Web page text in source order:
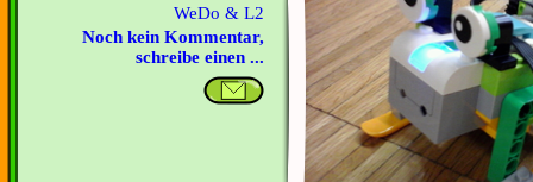
WeDo & L2
Noch kein Kommentar,
schreibe einen ...